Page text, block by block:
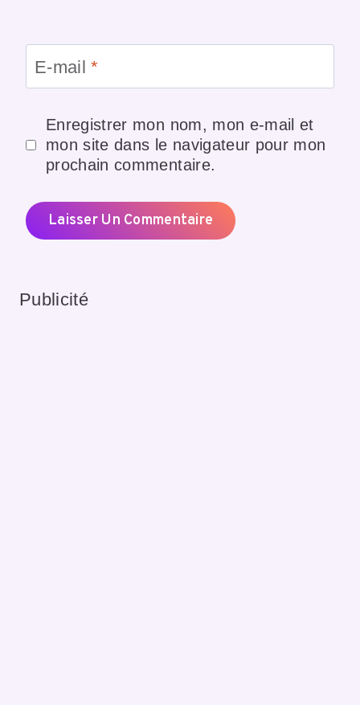
E-mail*
Enregistrer mon nom, mon e-mail et
mon site dans le navigateur pour mon
prochain commentaire.
Publicité